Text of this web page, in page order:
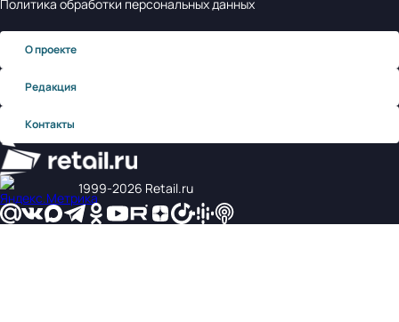
Политика обработки персональных данных
О проекте
Редакция
Контакты
1999‑2026 Retail.ru